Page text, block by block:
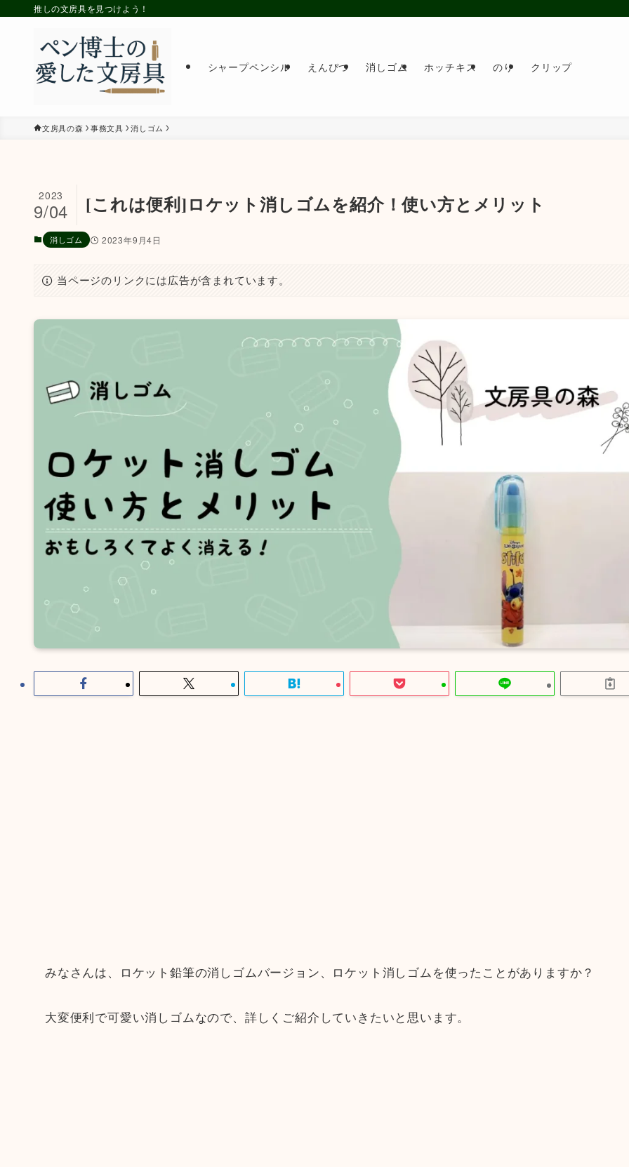
推しの文房具を見つけよう！
シャープペンシル えんぴつ 消しゴム ホッチキス のり クリップ
文房具の森 事務文具 消しゴム
[これは便利]ロケット消しゴムを紹介！使い方とメリット
2023
9/04
消しゴム 2023年9月4日
当ページのリンクには広告が含まれています。
みなさんは、ロケット鉛筆の消しゴムバージョン、ロケット消しゴムを使ったことがありますか？
大変便利で可愛い消しゴムなので、詳しくご紹介していきたいと思います。